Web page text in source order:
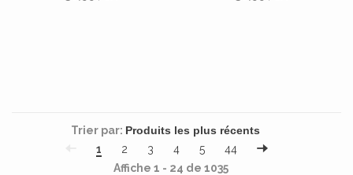
Trier par:
1
2 3 4 5
44
Affiche 1 - 24 de 1035